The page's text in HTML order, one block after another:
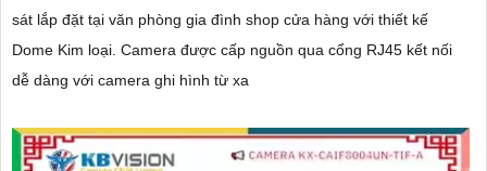
sát lắp đặt tại văn phòng gia đình shop cửa hàng với thiết kế
Dome Kim loại. Camera được cấp nguồn qua cổng RJ45 kết nối
dễ dàng với camera ghi hình từ xa